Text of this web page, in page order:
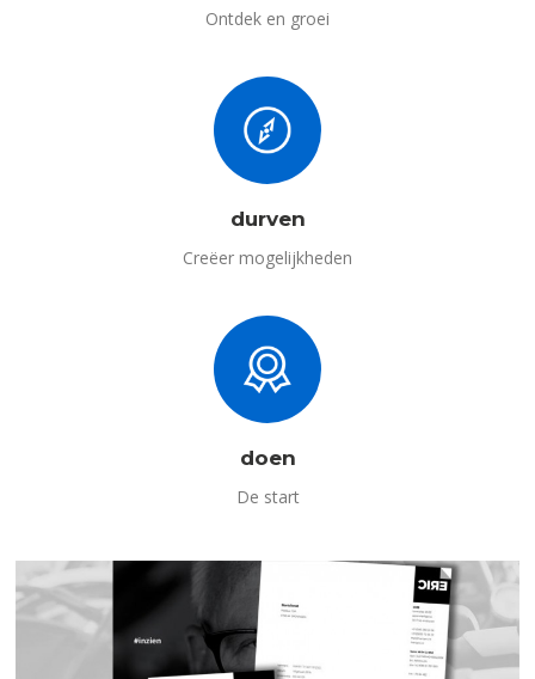
Ontdek en groei
durven
Creëer mogelijkheden
doen
De start